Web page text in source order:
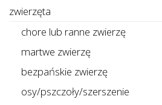
zwierzęta
chore lub ranne zwierzę
martwe zwierzę
bezpańskie zwierzę
osy/pszczoły/szerszenie